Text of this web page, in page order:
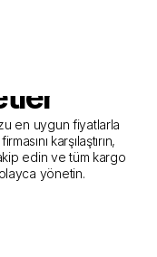
Kargo
Sunan
en uygun fiyatlarla
karşılaştırın,
edin ve tüm kargo
yönetin.